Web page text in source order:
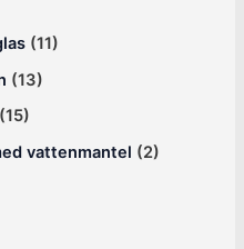
(11)
(13)
(15)
vattenmantel (2)